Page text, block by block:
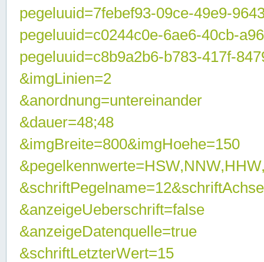
pegeluuid=7febef93-09ce-49e9-
pegeluuid=c0244c0e-6ae6-40cb-
pegeluuid=c8b9a2b6-b783-417f-
&imgLinien=2
&anordnung=untereinander
&dauer=48;48
&imgBreite=800&imgHoehe=150
&anzeigeUeberschrift=false
&anzeigeDatenquelle=true
&schriftLetzterWert=15